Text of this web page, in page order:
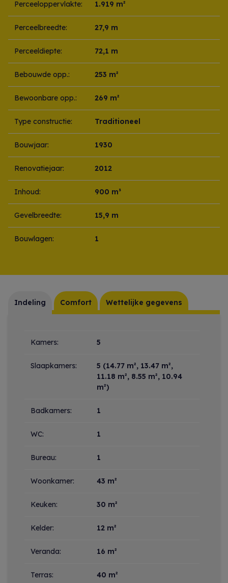
Perceeloppervlakte: 1.919 m²
Perceelbreedte: 27,9 m
Perceeldiepte: 72,1 m
Bebouwde opp.: 253 m²
Bewoonbare opp.: 269 m²
Type constructie: Traditioneel
Bouwjaar: 1930
Renovatiejaar: 2012
Inhoud: 900 m³
Gevelbreedte: 15,9 m
Bouwlagen: 1
Indeling Comfort Wettelijke gegevens
Kamers: 5
Slaapkamers: 5 (14.77 m², 13.47 m²,
11.18 m², 8.55 m², 10.94
m²)
Badkamers: 1
WC: 1
Bureau: 1
Woonkamer: 43 m²
Keuken: 30 m²
Kelder: 12 m²
Veranda: 16 m²
Terras: 40 m²